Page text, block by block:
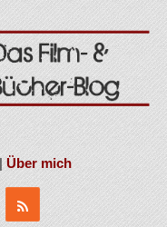
Über mich